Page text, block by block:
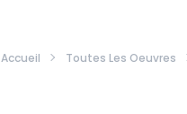
Accueil Toutes Les Oeuvres